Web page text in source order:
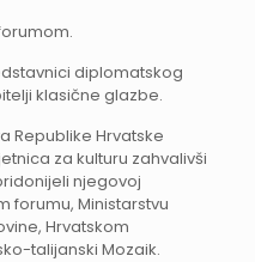
diplomatskog
klasične glazbe.
Republike Hrvatske
za kulturu zahvalivši
njegovoj
forumu, Ministarstvu
Hrvatskom
talijanski Mozaik.